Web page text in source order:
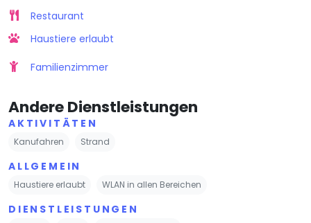
Restaurant
Haustiere erlaubt
Familienzimmer
Andere Dienstleistungen
AKTIVITÄTEN
Kanufahren Strand
ALLGEMEIN
Haustiere erlaubt WLAN in allen Bereichen
DIENSTLEISTUNGEN